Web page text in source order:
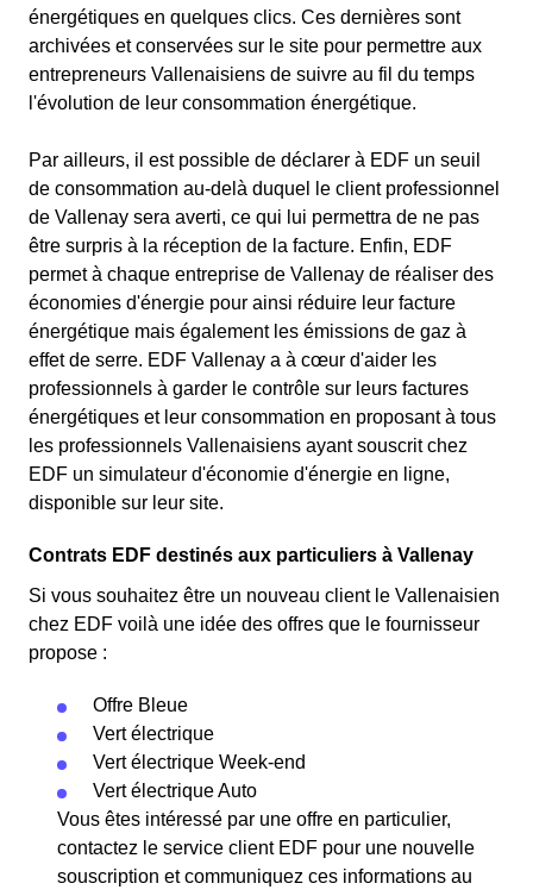
énergétiques en quelques clics. Ces dernières sont
archivées et conservées sur le site pour permettre aux
entrepreneurs Vallenaisiens de suivre au fil du temps
l'évolution de leur consommation énergétique.
Par ailleurs, il est possible de déclarer à EDF un seuil
de consommation au-delà duquel le client professionnel
de Vallenay sera averti, ce qui lui permettra de ne pas
être surpris à la réception de la facture. Enfin, EDF
permet à chaque entreprise de Vallenay de réaliser des
économies d'énergie pour ainsi réduire leur facture
énergétique mais également les émissions de gaz à
effet de serre. EDF Vallenay a à cœur d'aider les
professionnels à garder le contrôle sur leurs factures
énergétiques et leur consommation en proposant à tous
les professionnels Vallenaisiens ayant souscrit chez
EDF un simulateur d'économie d'énergie en ligne,
disponible sur leur site.
Contrats EDF destinés aux particuliers à Vallenay
Si vous souhaitez être un nouveau client le Vallenaisien
chez EDF voilà une idée des offres que le fournisseur
propose :
Offre Bleue
Vert électrique
Vert électrique Week-end
Vert électrique Auto
Vous êtes intéressé par une offre en particulier,
contactez le service client EDF pour une nouvelle
souscription et communiquez ces informations au